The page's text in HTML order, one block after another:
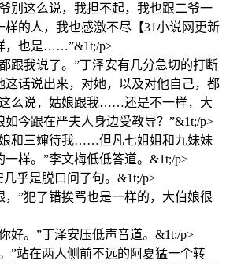
别这么说，我担不起，我也跟二爷一
的人，我也感激不尽【31小说网更新
，也是……”&1t;/p>
跟我说了。”丁泽安有几分急切的打断
这话说出来，对她，以及对他自己，都
么说，姑娘跟我……还是不一样，大
今跟在严夫人身边受教导？”&1t;/p>
和三婶待我……但凡七姐姐和九妹妹
样。”李文梅低低答道。&1t;/p>
乎是脱口问了句。&1t;/p>
”犯了错挨骂也是一样的，大伯娘很
好。”丁泽安压低声音道。&1t;/p>
”站在两人侧前不远的阿夏猛一个转